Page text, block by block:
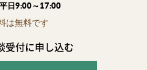
日9:00～17:00
は無料です
受付に申し込む